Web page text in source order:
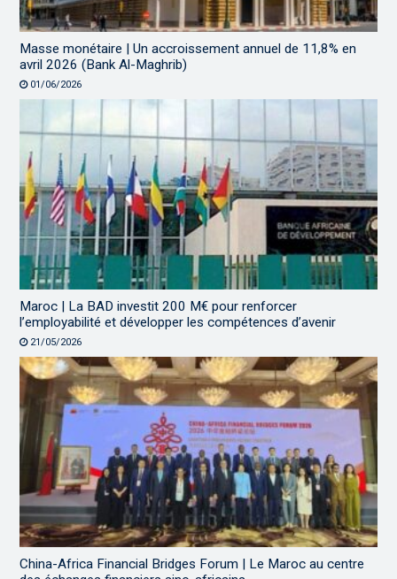
Masse monétaire | Un accroissement annuel de 11,8% en
avril 2026 (Bank Al-Maghrib)
01/06/2026
Maroc | La BAD investit 200 M€ pour renforcer
l’employabilité et développer les compétences d’avenir
21/05/2026
China-Africa Financial Bridges Forum | Le Maroc au centre